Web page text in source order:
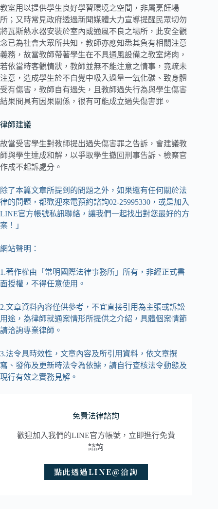
教室用以提供學生良好學習環境之空間，非屬烹飪場
所；又時常見政府透過新聞媒體大力宣導提醒民眾切勿
將瓦斯熱水器安裝於室內或通風不良之場所，此安全觀
念已為社會大眾所共知，教師亦應知悉其負有相關注意
義務，故當教師帶著學生在不具通風設備之教室烤肉，
若依當時客觀情狀，教師並無不能注意之情事，竟疏未
注意，造成學生於不自覺中吸入過量一氧化碳、致身體
受有傷害，教師自有過失，且教師過失行為與學生傷害
結果間具有因果關係，很有可能成立過失傷害罪。
律師建議
故當受害學生對教師提出過失傷害罪之告訴，會建議教
師與學生達成和解，以爭取學生撤回刑事告訴、檢察官
作成不起訴處分。
除了本篇文章所提到的問題之外，如果還有任何關於法
律的問題，都歡迎來電預約諮詢02-25995330，或是加入
LINE官方帳號私訊聯絡，讓我們一起找出對您最好的方
案！」
網站聲明：
1.著作權由「常明國際法律事務所」所有，非經正式書
面授權，不得任意使用。
2.文章資料內容僅供參考，不宜直接引用為主張或訴訟
用途，為律師就通案情形所提供之介紹，具體個案情節
請洽詢專業律師。
3.法令具時效性，文章內容及所引用資料，依文章撰
寫、發佈及更新時法令為依據，請自行查核法令動態及
現行有效之實務見解。
免費法律諮詢
歡迎加入我們的LINE官方帳號，立即進行免費
諮詢
點此透過LINE@洽詢